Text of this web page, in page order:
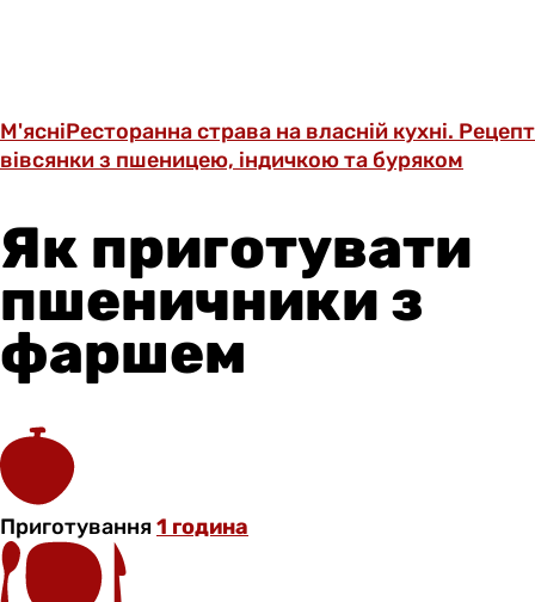
М'ясніРесторанна страва на власній кухні. Рецепт
вівсянки з пшеницею, індичкою та буряком
Як приготувати
пшеничники з
фаршем
Приготування1 година